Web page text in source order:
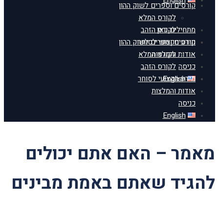
קורסים וספרים לשוק ההון
לקורס המלא
לקורס הזהב
מידע מקצועי לסוחר
אודות והמלצות
כניסה
English
מתחילים כאן
קורסים וספרים לשוק ההון
לקורס המלא
לקורס הזהב
מידע מקצועי לסוחר
אודות והמלצות
כניסה
English
מאמר – האם אתם יכולים
להגיד שאתם באמת מבינים